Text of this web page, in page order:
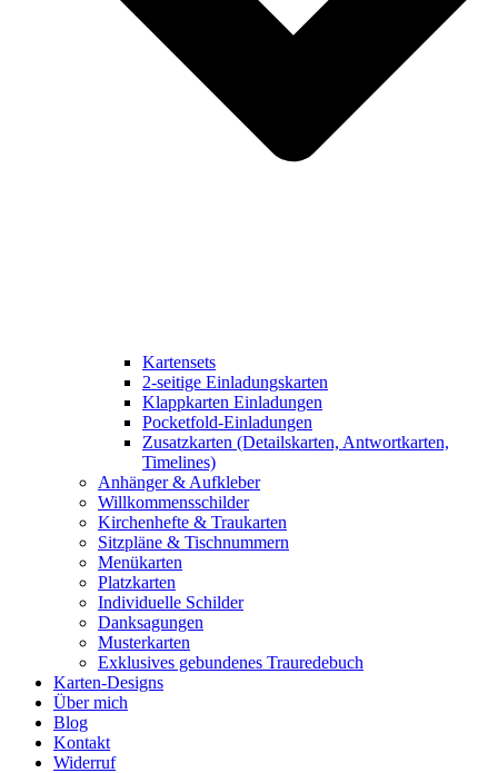
Kartensets
2-seitige Einladungskarten
Klappkarten Einladungen
Pocketfold-Einladungen
Zusatzkarten (Detailskarten, Antwortkarten,
Timelines)
Anhänger & Aufkleber
Willkommensschilder
Kirchenhefte & Traukarten
Sitzpläne & Tischnummern
Menükarten
Platzkarten
Individuelle Schilder
Danksagungen
Musterkarten
Exklusives gebundenes Trauredebuch
Karten-Designs
Über mich
Blog
Kontakt
Widerruf